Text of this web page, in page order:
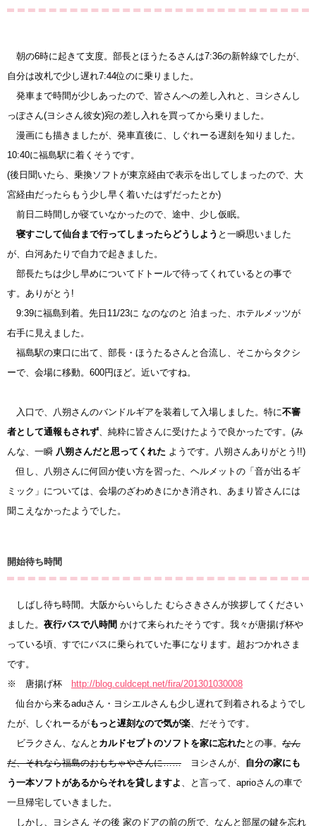
朝の6時に起きて支度。部長とほうたるさんは7:36の新幹線でしたが、
自分は改札で少し遅れ7:44位のに乗りました。
発車まで時間が少しあったので、皆さんへの差し入れと、ヨシさんし
っぽさん(ヨシさん彼女)宛の差し入れを買ってから乗りました。
漫画にも描きましたが、発車直後に、しぐれーる遅刻を知りました。
10:40に福島駅に着くそうです。
(後日聞いたら、乗換ソフトが東京経由で表示を出してしまったので、大
宮経由だったらもう少し早く着いたはずだったとか)
前日二時間しか寝ていなかったので、途中、少し仮眠。
寝すごして仙台まで行ってしまったらどうしよう と一瞬思いました
が、白河あたりで自力で起きました。
部長たちは少し早めについてドトールで待ってくれているとの事で
す。ありがとう!
9:39に福島到着。先日11/23に なのなのと 泊まった、ホテルメッツが
右手に見えました。
福島駅の東口に出て、部長・ほうたるさんと合流し、そこからタクシ
ーで、会場に移動。600円ほど。近いですね。
入口で、八朔さんのバンドルギアを装着して入場しました。特に不審
者として通報もされず、純粋に皆さんに受けたようで良かったです。(み
んな、一瞬 八朔さんだと思ってくれた ようです。八朔さんありがとう!!)
但し、八朔さんに何回か使い方を習った、ヘルメットの「音が出るギ
ミック」については、会場のざわめきにかき消され、あまり皆さんには
聞こえなかったようでした。
開始待ち時間
しばし待ち時間。大阪からいらした むらさきさんが挨拶してください
ました。 夜行バスで八時間 かけて来られたそうです。我々が唐揚げ杯や
っている頃、すでにバスに乗られていた事になります。超おつかれさま
です。
※ 唐揚げ杯
http://blog.culdcept.net/fira/201301030008
仙台から来るaduさん・ヨシエルさんも少し遅れて到着されるようでし
たが、しぐれーるがもっと遅刻なので気が楽、だそうです。
ビラクさん、なんと カルドセプトのソフトを家に忘れた との事。 なん
だ、それなら福島のおもちゃやさんに…… ヨシさんが、 自分の家にも
う一本ソフトがあるからそれを貸しますよ 、と言って、aprioさんの車で
一旦帰宅していきました。
しかし、ヨシさん その後 家のドアの前の所で、なんと部屋の鍵を忘れ